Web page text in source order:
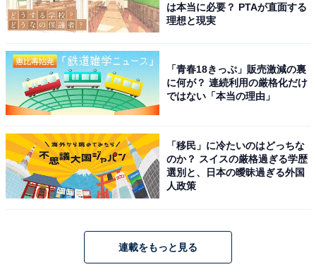
A post shared by 目黒蓮(Ren Meguro)
1位には目黒蓮さんが輝きました。グループの中では特
る目黒さん。2021年に放送された『教場II』（フジテレ
ビ系）や『消えた初恋』（テレビ朝日系）で注目され、
は本当に必要？ PTAが直面する
理想と現実
「青春18きっぷ」販売激減の裏
に何が？ 連続利用の厳格化だけ
ではない「本当の理由」
「移民」に冷たいのはどっちな
のか？ スイスの厳格過ぎる学歴
選別と、日本の曖昧過ぎる外国
人政策
連載をもっと見る